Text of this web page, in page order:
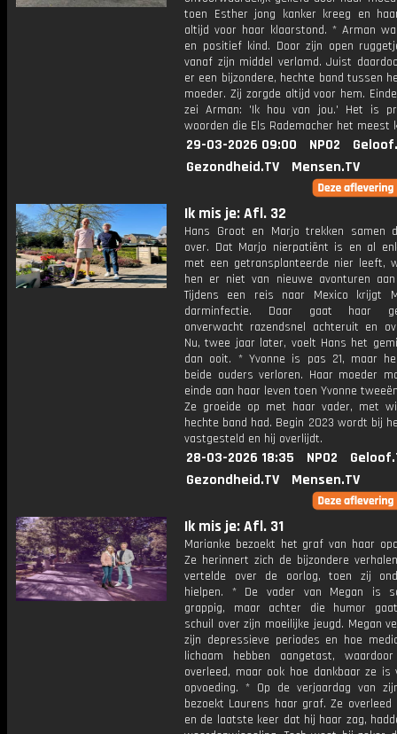
toen Esther jong kanker kreeg en
altijd voor haar klaarstond. * Arman
en positief kind. Door zijn open
vanaf zijn middel verlamd. Juist
er een bijzondere, hechte band tussen
moeder. Zij zorgde altijd voor hem.
zei Arman: 'Ik hou van jou.' Het is
woorden die Els Rademacher het meest
29-03-2026 09:00 NPO2
Gezondheid.TV
Mensen.TV
Ik mis je: Afl. 32
Hans Groot en Marjo trekken samen
over. Dat Marjo nierpatiënt is en al
met een getransplanteerde nier leeft,
hen er niet van nieuwe avonturen
Tijdens een reis naar Mexico krijgt
darminfectie. Daar gaat haar
onverwacht razendsnel achteruit en
Nu, twee jaar later, voelt Hans het
dan ooit. * Yvonne is pas 21, maar
beide ouders verloren. Haar moeder
einde aan haar leven toen Yvonne
Ze groeide op met haar vader, met
hechte band had. Begin 2023 wordt bij
vastgesteld en hij overlijdt.
28-03-2026 18:35 NPO2
Gezondheid.TV
Mensen.TV
Ik mis je: Afl. 31
Marianke bezoekt het graf van haar
Ze herinnert zich de bijzondere
vertelde over de oorlog, toen zij
hielpen. * De vader van Megan is
grappig, maar achter die humor
schuil over zijn moeilijke jeugd. Megan
zijn depressieve periodes en hoe
lichaam hebben aangetast,
overleed, maar ook hoe dankbaar ze is
opvoeding. * Op de verjaardag van
bezoekt Laurens haar graf. Ze overleed
en de laatste keer dat hij haar zag,